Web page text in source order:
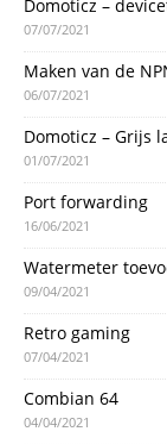
Domoticz –
07/07/2021
Maken van de
06/07/2021
Domoticz – Grijs
01/07/2021
Port forwarding
16/06/2021
Watermeter
09/04/2021
Retro gaming
07/04/2021
Combian 64
04/04/2021